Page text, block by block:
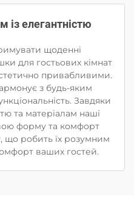
із елегантністю
щоденні
для гостьових кімнат
привабливими.
з будь-яким
Завдяки
та матеріалам наші
форму та комфорт
що робить їх розумним
ваших гостей.